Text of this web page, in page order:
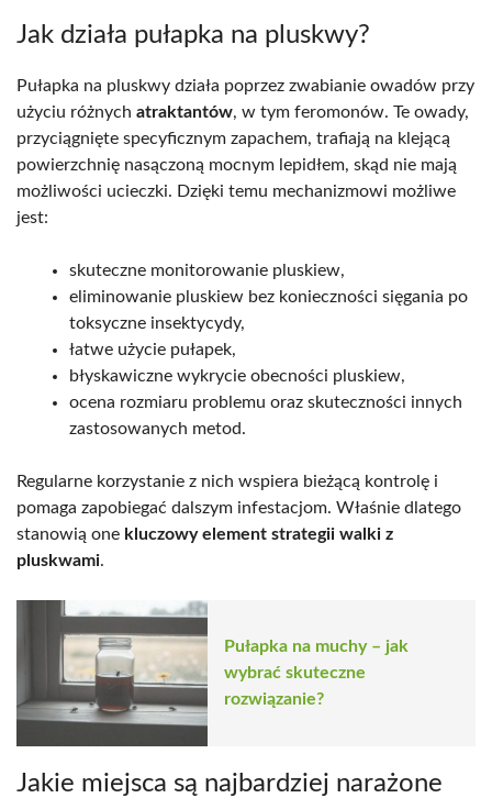
Jak działa pułapka na pluskwy?
Pułapka na pluskwy działa poprzez zwabianie owadów przy
użyciu różnych atraktantów, w tym feromonów. Te owady,
przyciągnięte specyficznym zapachem, trafiają na klejącą
powierzchnię nasączoną mocnym lepidłem, skąd nie mają
możliwości ucieczki. Dzięki temu mechanizmowi możliwe
jest:
skuteczne monitorowanie pluskiew,
eliminowanie pluskiew bez konieczności sięgania po
toksyczne insektycydy,
łatwe użycie pułapek,
błyskawiczne wykrycie obecności pluskiew,
ocena rozmiaru problemu oraz skuteczności innych
zastosowanych metod.
Regularne korzystanie z nich wspiera bieżącą kontrolę i
pomaga zapobiegać dalszym infestacjom. Właśnie dlatego
stanowią one kluczowy element strategii walki z
pluskwami.
Pułapka na muchy – jak
wybrać skuteczne
rozwiązanie?
Jakie miejsca są najbardziej narażone